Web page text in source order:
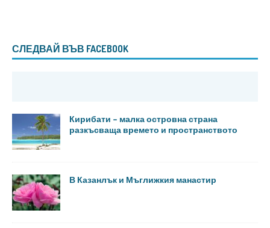
СЛЕДВАЙ ВЪВ FACEBOOK
Кирибати – малка островна страна
разкъсваща времето и пространството
В Казанлък и Мъглижкия манастир